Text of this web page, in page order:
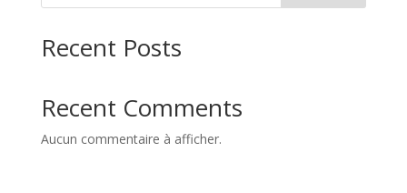
Recent Posts
Recent Comments
Aucun commentaire à afficher.